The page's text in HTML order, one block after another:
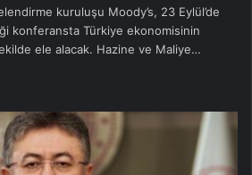
kuruluşu Moody’s, 23 Eylül’de
konferansta Türkiye ekonomisinin
ele alacak. Hazine ve Maliye…